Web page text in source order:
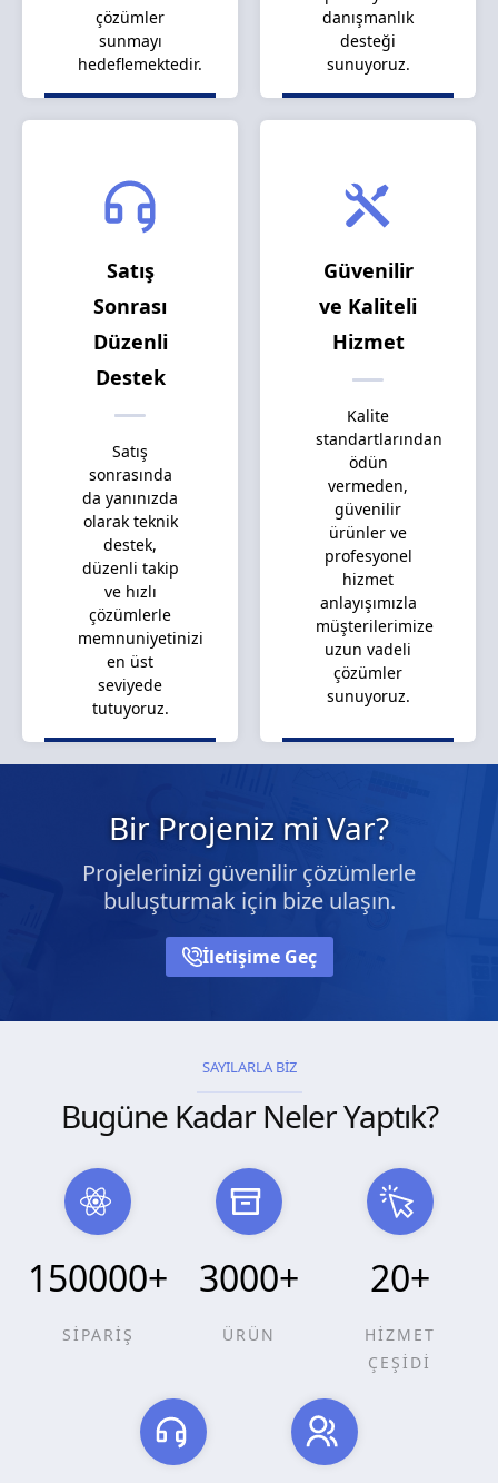
çözümler
sunmayı
hedeflemektedir.
danışmanlık
desteği
sunuyoruz.
Satış
Sonrası
Düzenli
Destek
Satış
sonrasında
da yanınızda
olarak teknik
destek,
düzenli takip
ve hızlı
çözümlerle
memnuniyetinizi
en üst
seviyede
tutuyoruz.
Güvenilir
ve Kaliteli
Hizmet
Kalite
standartlarından
ödün
vermeden,
güvenilir
ürünler ve
profesyonel
hizmet
anlayışımızla
müşterilerimize
uzun vadeli
çözümler
sunuyoruz.
Bir Projeniz mi Var?
Projelerinizi güvenilir çözümlerle
buluşturmak için bize ulaşın.
İletişime Geç
SAYILARLA BİZ
Bugüne Kadar Neler Yaptık?
150000+
SİPARİŞ
3000+
ÜRÜN
20+
HİZMET
ÇEŞİDİ